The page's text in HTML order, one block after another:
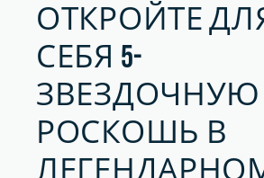
ОТКРОЙТЕ
СЕБЯ 5-
ЗВЕЗДОЧНУЮ
РОСКОШЬ В